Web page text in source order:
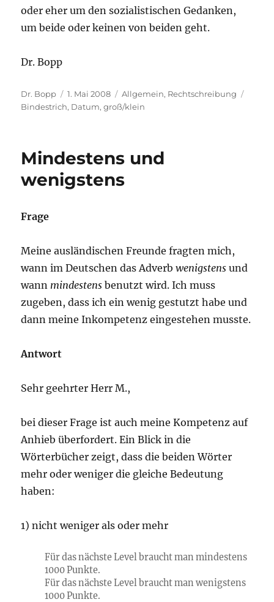
oder eher um den sozialistischen Gedanken,
um beide oder keinen von beiden geht.
Dr. Bopp
Autor
Dr. Bopp
Veröffentlicht
am
1. Mai 2008 Kategorien
Allgemein, Rechtschreibung
Bindestrich, Datum,groß/klein
Mindestens und
wenigstens
Frage
Meine ausländischen Freunde fragten mich,
wann im Deutschen das Adverbwenigstens und
wann mindestens benutzt wird. Ich muss
zugeben, dass ich ein wenig gestutzt habe und
dann meine Inkompetenz eingestehen musste.
Antwort
Sehr geehrter Herr M.,
bei dieser Frage ist auch meine Kompetenz auf
Anhieb überfordert. Ein Blick in die
Wörterbücher zeigt, dass die beiden Wörter
mehr oder weniger die gleiche Bedeutung
haben:
1) nicht weniger als oder mehr
Für das nächste Level braucht man mindestens
1000 Punkte.
Für das nächste Level braucht man wenigstens
1000 Punkte.